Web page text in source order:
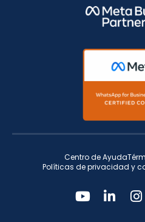
Centro de Ayuda
Políticas de privacidad y